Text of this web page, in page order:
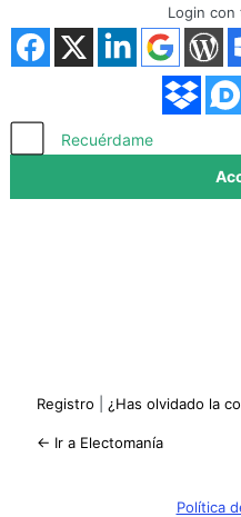
Login con
Recuérdame
Registro ¿Has olvidado la
← Ir a Electomanía
Política